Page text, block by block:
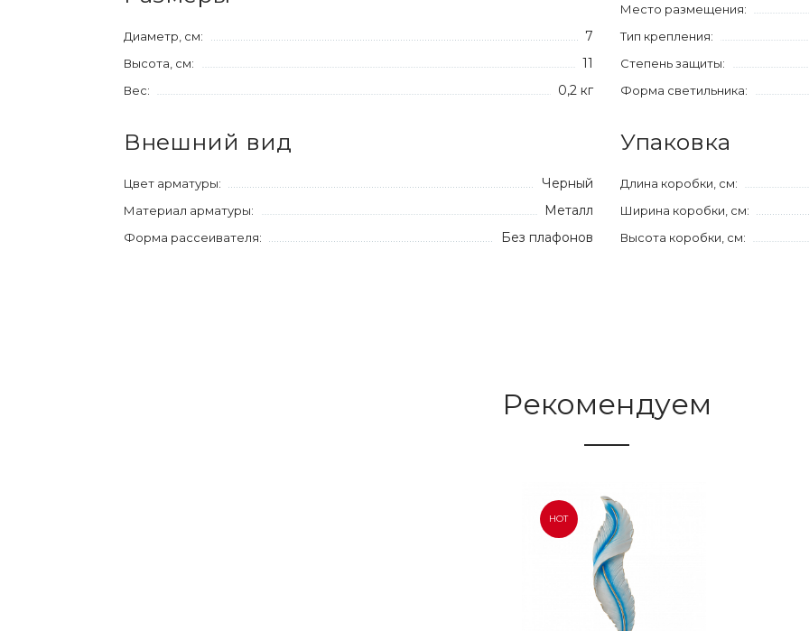
Диаметр, см: 7
Высота, см: 11
Вес: 0,2 кг
Внешний вид
Цвет арматуры: Черный
Материал арматуры: Металл
Форма рассеивателя: Без плафонов
Место размещения:
Тип крепления:
Степень защиты:
Форма светильника:
Упаковка
Длина коробки, см:
Ширина коробки, см:
Высота коробки, см:
Рекомендуем
HOT